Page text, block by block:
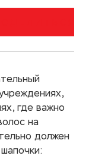
где важно
на
должен